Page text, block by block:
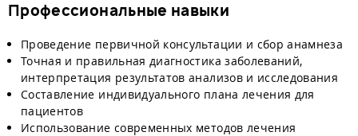
Профессиональные навыки
Проведение первичной консультации и сбор анамнеза
Точная и правильная диагностика заболеваний,
интерпретация результатов анализов и исследования
Составление индивидуального плана лечения для
пациентов
Использование современных методов лечения